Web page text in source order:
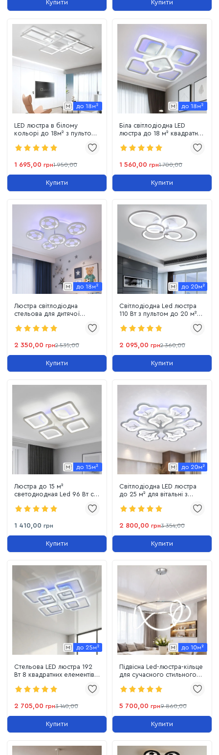
Купити Купити
LED люстра в білому
кольорі до 18м² з пультом
WHITE (85W)
1 695,00 грн1 950,00
Купити
Біла світлодіодна LED
люстра до 18 м² квадратної
(1136/4+1WH LED 3color)
1 560,00 грн1 700,00
Купити
Люстра світлодіодна
стельова для дитячої
8065/5+1WH LED 3color
2 350,00 грн2 535,00
Купити
Світлодіодна Led люстра
110 Вт з пультом до 20 м²
2 095,00 грн2 360,00
Купити
Люстра до 15 м²
светодиодная Led 96 Вт с
1133/4 WH
1 410,00 грн
Купити
Світлодіодна LED люстра
до 25 м² для вітальні з
(8149/6+3WH)
2 800,00 грн3 354,00
Купити
Стельова LED люстра 192
Вт 8 квадратних елементів з
білий корпус з пультом
2 705,00 грн3 140,00
Купити
Підвісна Led-люстра-кільце
для сучасного стильного
5 700,00 грн9 860,00
Купити